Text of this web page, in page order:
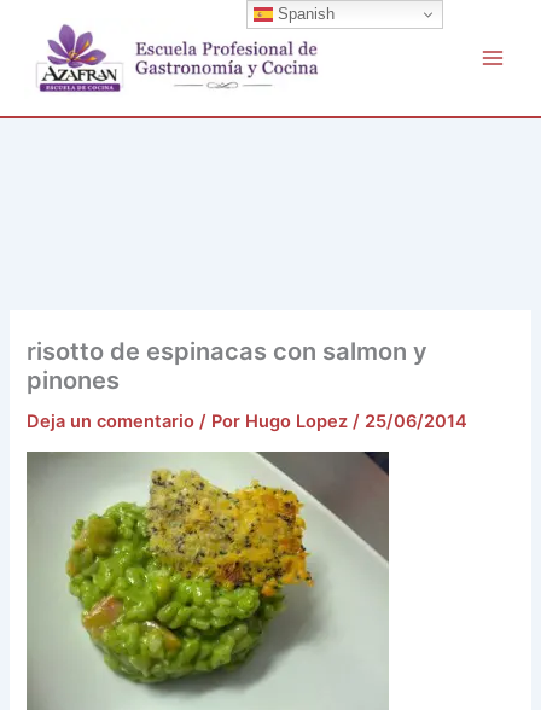
contenido
risotto de espinacas con salmon y
pinones
Deja un comentario / Por Hugo Lopez/ 25/06/2014
Spanish